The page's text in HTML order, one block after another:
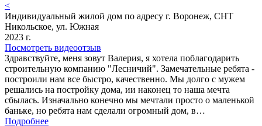
<
Индивидуальный жилой дом по адресу г. Воронеж, СНТ
Никольское, ул. Южная
2023 г.
Посмотреть видеоотзыв
Здравствуйте, меня зовут Валерия, я хотела поблагодарить
строительную компанию "Лесничий". Замечательные ребята -
построили нам все быстро, качественно. Мы долго с мужем
решались на постройку дома, ии наконец то наша мечта
сбылась. Изначально конечно мы мечтали просто о маленькой
баньке, но ребята нам сделали огромный дом, в…
Подробнее